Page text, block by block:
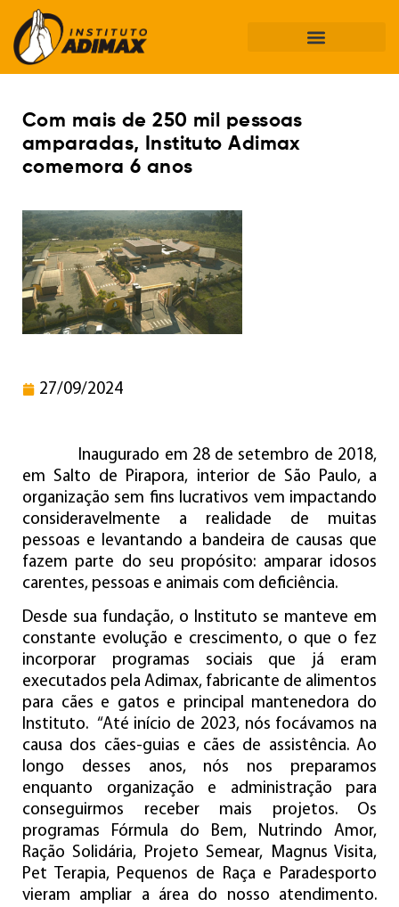
Com mais de 250 mil pessoas
amparadas, Instituto Adimax
comemora 6 anos
27/09/2024
Inaugurado em 28 de setembro de 2018,
em Salto de Pirapora, interior de São Paulo, a
organização sem fins lucrativos vem impactando
consideravelmente a realidade de muitas
pessoas e levantando a bandeira de causas que
fazem parte do seu propósito: amparar idosos
carentes, pessoas e animais com deficiência.
Desde sua fundação, o Instituto se manteve em
constante evolução e crescimento, o que o fez
incorporar programas sociais que já eram
executados pela Adimax, fabricante de alimentos
para cães e gatos e principal mantenedora do
Instituto. “Até início de 2023, nós focávamos na
causa dos cães-guias e cães de assistência. Ao
longo desses anos, nós nos preparamos
enquanto organização e administração para
conseguirmos receber mais projetos. Os
programas Fórmula do Bem, Nutrindo Amor,
Ração Solidária, Projeto Semear, Magnus Visita,
Pet Terapia, Pequenos de Raça e Paradesporto
vieram ampliar a área do nosso atendimento.